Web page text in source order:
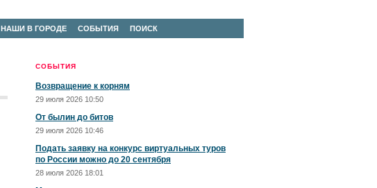
НАШИ В ГОРОДЕ СОБЫТИЯ ПОИСК
СОБЫТИЯ
Возвращение к корням
29 июля 2026 10:50
От былин до битов
29 июля 2026 10:46
Подать заявку на конкурс виртуальных туров
по России можно до 20 сентября
28 июля 2026 18:01